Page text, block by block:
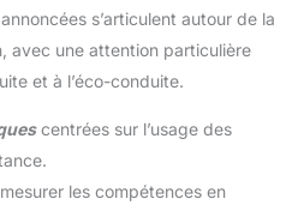
s’articulent autour de la
avec une attention particulière
et à l’éco-conduite.
centrées sur l’usage des
les compétences en